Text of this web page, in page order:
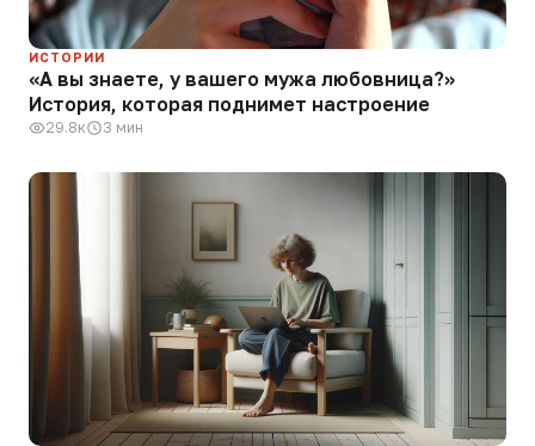
ИСТОРИИ
«А вы знаете, у вашего мужа любовница?»
История, которая поднимет настроение
29.8к 3 мин